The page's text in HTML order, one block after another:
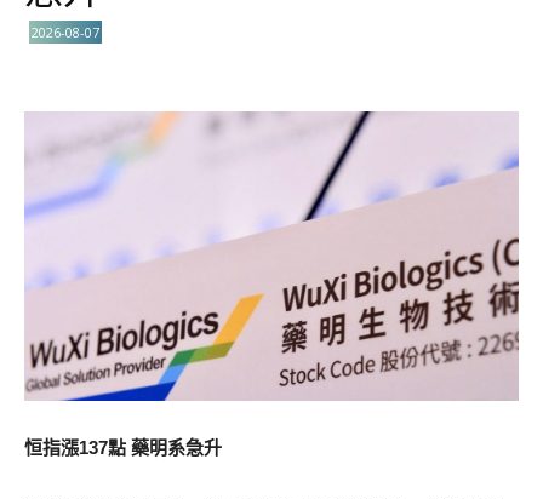
2026-08-07
恒指漲137點 藥明系急升